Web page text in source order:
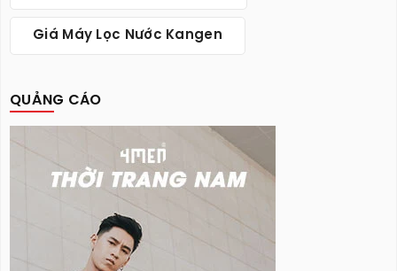
Giá Máy Lọc Nước Kangen
QUẢNG CÁO